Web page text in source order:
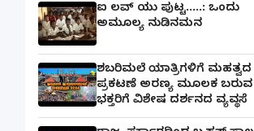
ಐ ಲವ್ ಯು ಪುಟ್ಟ.....: ಒಂದು
ಅಮೂಲ್ಯ ನುಡಿನಮನ
ಶಬರಿಮಲೆ ಯಾತ್ರಿಗಳಿಗೆ ಮಹತ್ವದ
ಪ್ರಕಟಣೆ ಅರಣ್ಯ ಮೂಲಕ ಬರುವ
ಭಕ್ತರಿಗೆ ವಿಶೇಷ ದರ್ಶನದ ವ್ಯವಸ್ಥೆ